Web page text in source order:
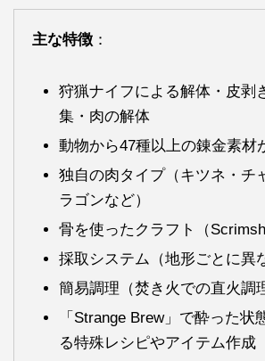
主な特徴 ：
狩猟ナイフによる解体・皮剥
集・肉の解体
動物から47種以上の錬金素材
独自の肉タイプ（キツネ・チ
ラゴンなど）
骨を使ったクラフト（
採取システム（地形ごとに異
簡易調理（焚き火での直火調
「Strange Brew」で酔った状
る特殊レシピやアイテム作成